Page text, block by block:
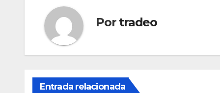
Por tradeo
Entrada relacionada